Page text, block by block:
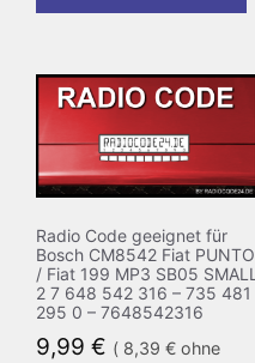
Radio Code geeignet für
Bosch CM8542 Fiat PUNTO
/ Fiat 199 MP3 SB05 SMALL
2 7 648 542 316 – 735 481
295 0 – 7648542316
9,99 € ( 8,39 € ohne